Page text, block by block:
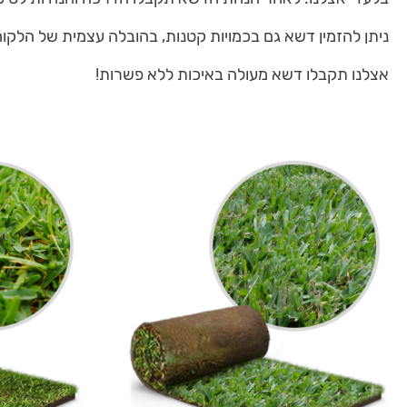
ניתן להזמין דשא גם בכמויות קטנות, בהובלה עצמית של
אצלנו תקבלו דשא מעולה באיכות ללא פשרות!